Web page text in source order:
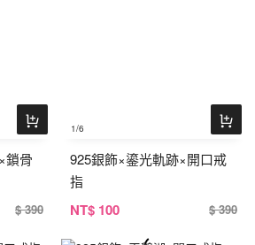
鎖骨
$ 390
1/6
925銀飾×鎏光軌跡×開口戒
指
NT$ 100 $ 390